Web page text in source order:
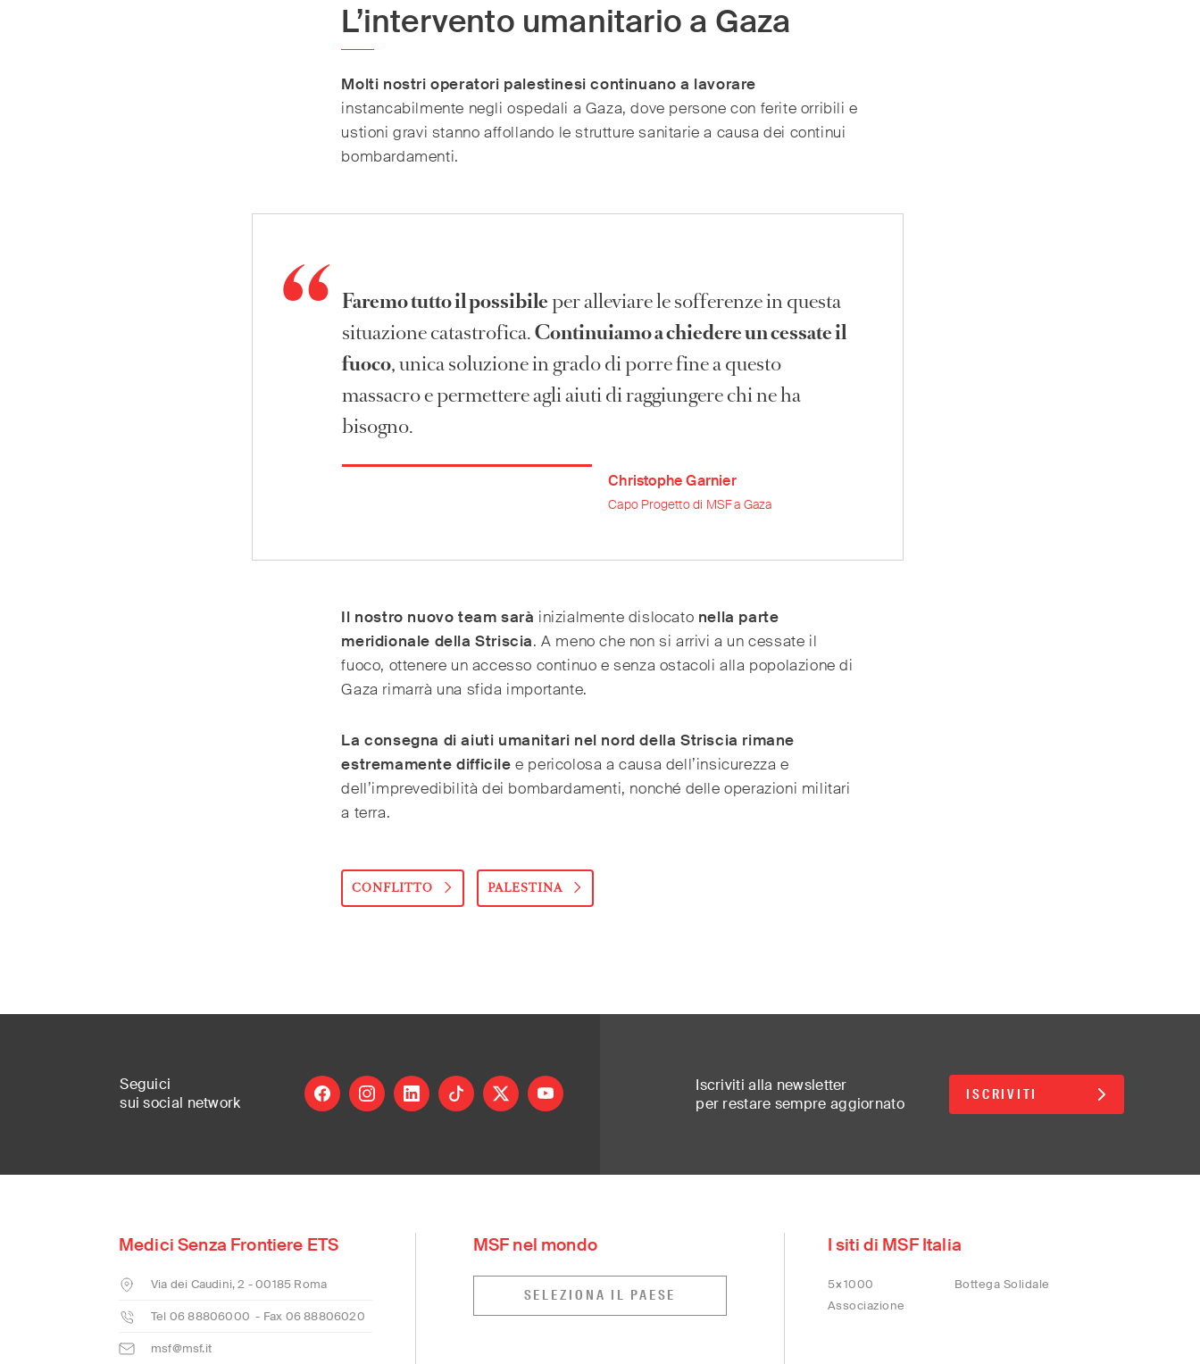
L’intervento umanitario a Gaza
Molti nostri operatori palestinesi continuano a lavorare
instancabilmente negli ospedali a Gaza, dove persone con ferite orribili e
ustioni gravi stanno affollando le strutture sanitarie a causa dei continui
bombardamenti.
Faremo tutto il possibileper alleviare le sofferenze in questa
situazione catastrofica.Continuiamo a chiedere un cessate il
fuoco, unica soluzione in grado di porre fine a questo
massacro e permettere agli aiuti di raggiungere chi ne ha
bisogno.
Christophe Garnier
Capo Progetto di MSF a Gaza
Il nostro nuovo team sarà inizialmente dislocato nella parte
meridionale della Striscia. A meno che non si arrivi a un cessate il
fuoco, ottenere un accesso continuo e senza ostacoli alla popolazione di
Gaza rimarrà una sfida importante.
La consegna di aiuti umanitari nel nord della Striscia rimane
estremamente difficile e pericolosa a causa dell’insicurezza e
dell’imprevedibilità dei bombardamenti, nonché delle operazioni militari
a terra.
CONFLITTO PALESTINA
Seguici
sui social network
facebookinstagramlinkedintiktok X youtube
Iscriviti alla newsletter
per restare sempre aggiornato
ISCRIVITI
Medici Senza Frontiere ETS
Via dei Caudini, 2 - 00185 Roma
Tel 06 88806000 - Fax 06 88806020
msf@msf.it
MSF nel mondo
SELEZIONA IL PAESE
I siti di MSF Italia
5×1000
Bottega Solidale
Associazione
MSF Italia is part of a global network delivering medical aid
Greece (ελληνικά)
Hong Kong (繁體中文)
Russia